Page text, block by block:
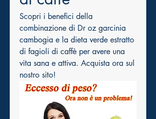
Scopri i benefici della
combinazione di Dr oz garcinia
cambogia e la dieta verde estratto
di fagioli di caffè per avere una
vita sana e attiva. Acquista ora sul
nostro sito!